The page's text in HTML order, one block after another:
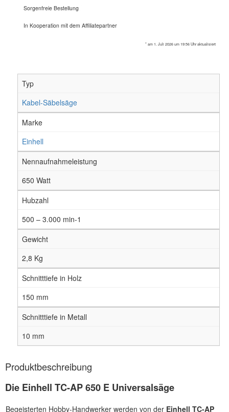
Sorgenfreie Bestellung
In Kooperation mit dem Affiliatepartner
* am 1. Juli 2026 um 19:56 Uhr aktualisiert
Typ
Kabel-Säbelsäge
Marke
Einhell
Nennaufnahmeleistung
650 Watt
Hubzahl
500 – 3.000 min-1
Gewicht
2,8 Kg
Schnitttiefe in Holz
150 mm
Schnitttiefe in Metall
10 mm
Produktbeschreibung
Die Einhell TC-AP 650 E Universalsäge
Begeisterten Hobby-Handwerker werden von der Einhell TC-AP